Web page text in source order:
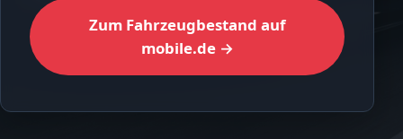
Zum Fahrzeugbestand auf
mobile.de →